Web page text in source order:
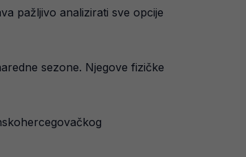
pažljivo analizirati sve opcije
sezone. Njegove fizičke